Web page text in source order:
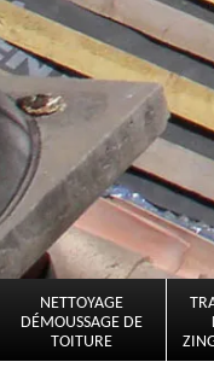
NETTOYAGE
DÉMOUSSAGE DE
TOITURE